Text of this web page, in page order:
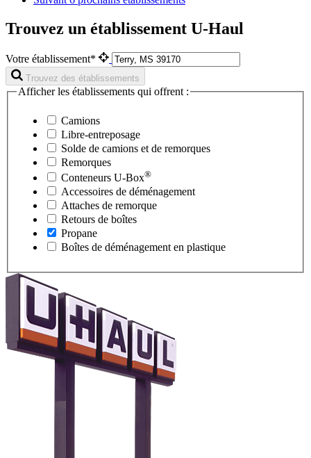
Trouvez un établissement U-Haul
Votre établissement*
Trouvez des établissements
Afficher les établissements qui offrent :
Camions
Libre-entreposage
Solde de camions et de remorques
Remorques
Conteneurs U-Box®
Accessoires de déménagement
Attaches de remorque
Retours de boîtes
Propane
Boîtes de déménagement en plastique